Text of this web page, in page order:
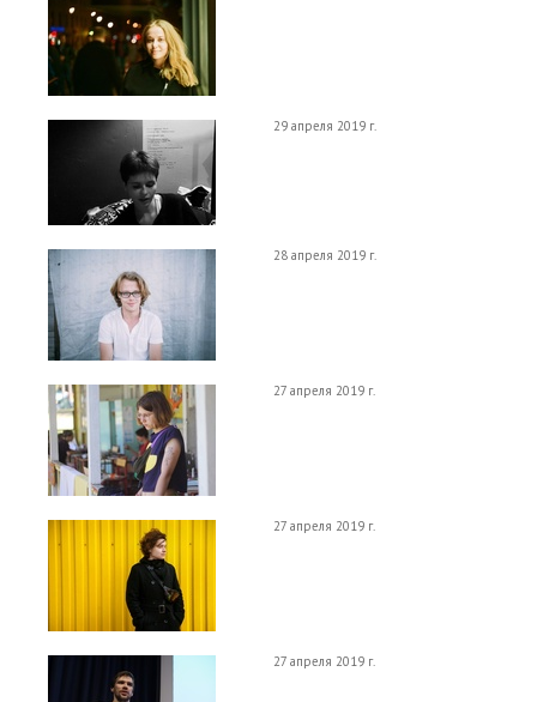
29 апреля 2019 г.
28 апреля 2019 г.
27 апреля 2019 г.
27 апреля 2019 г.
27 апреля 2019 г.